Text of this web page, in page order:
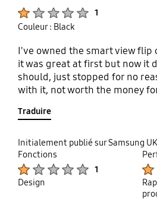
1
Couleur : Black
I've owned the smart view flip
it was great at first but now it
should, just stopped for no
with it, not worth the money
to ultra limited time of
Traduire
Initialement publié sur Samsung UK
Fonctions
1
Design